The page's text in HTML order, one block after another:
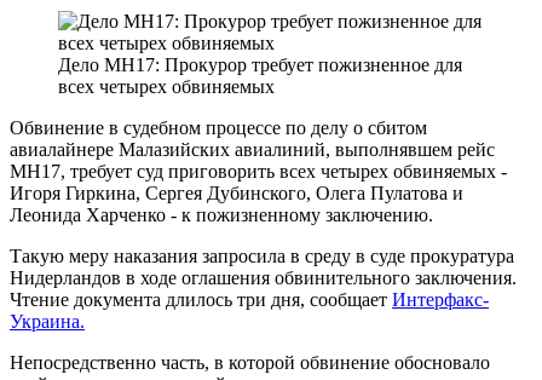
Дело МН17: Прокурор требует пожизненное для
всех четырех обвиняемых
Обвинение в судебном процессе по делу о сбитом
авиалайнере Малазийских авиалиний, выполнявшем рейс
МН17, требует суд приговорить всех четырех обвиняемых -
Игоря Гиркина, Сергея Дубинского, Олега Пулатова и
Леонида Харченко - к пожизненному заключению.
Такую меру наказания запросила в среду в суде прокуратура
Нидерландов в ходе оглашения обвинительного заключения.
Чтение документа длилось три дня, сообщает Интерфакс-
Украина.
Непосредственно часть, в которой обвинение обосновало